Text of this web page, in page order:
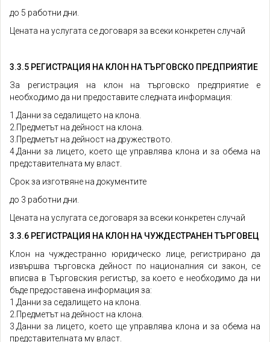
до 5 работни дни.
Цената на услугата се договаря за всеки конкретен случай
3.3.5 РЕГИСТРАЦИЯ НА КЛОН НА ТЪРГОВСКО ПРЕДПРИЯТИЕ
За регистрация на клон на търговско предприятие е
необходимо да ни предоставите следната информация:
1.Данни за седалището на клона.
2.Предметът на дейност на клона.
3.Предметът на дейност на дружеството.
4.Данни за лицето, което ще управлява клона и за обема на
представителната му власт.
Срок за изготвяне на документите
до 3 работни дни.
Цената на услугата се договаря за всеки конкретен случай
3.3.6 РЕГИСТРАЦИЯ НА КЛОН НА ЧУЖДЕСТРАНЕН ТЪРГОВЕЦ
Клон на чуждестранно юридическо лице, регистрирано да
извършва търговска дейност по националния си закон, се
вписва в Търговския регистър, за което е необходимо да ни
бъде предоставена информация за:
1.Данни за седалището на клона.
2.Предметът на дейност на клона.
3.Данни за лицето, което ще управлява клона и за обема на
представителната му власт.